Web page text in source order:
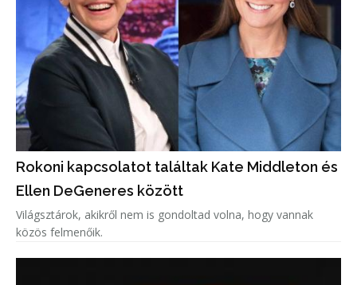
Rokoni kapcsolatot találtak Kate Middleton és
Ellen DeGeneres között
Világsztárok, akikről nem is gondoltad volna, hogy vannak
közös felmenőik.